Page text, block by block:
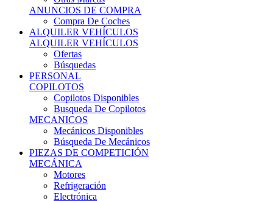
Compra De Coches
ALQUILER VEHÍCULOS
ALQUILER VEHÍCULOS
Ofertas
Búsquedas
PERSONAL
COPILOTOS
Copilotos Disponibles
Busqueda De Copilotos
MECANICOS
Mecánicos Disponibles
Búsqueda De Mecánicos
PIEZAS DE COMPETICIÓN
MECÁNICA
Motores
Refrigeración
Electrónica
Cajas De Cambio